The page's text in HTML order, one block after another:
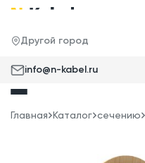
Другой город
info@n-kabel.ru
Главная Каталог сечению